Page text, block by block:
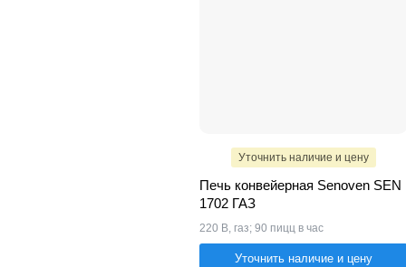
Уточнить наличие и цену
Печь конвейерная Senoven SEN
1702 ГАЗ
220 В, газ; 90 пицц в час
Уточнить наличие и цену